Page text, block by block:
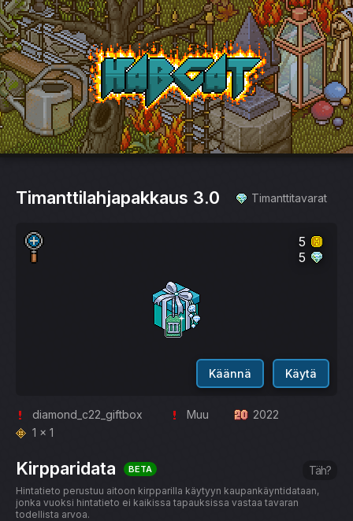
HabCat
Timanttilahjapakkaus 3.0 Timanttitavarat
5
5
Käännä Käytä
diamond_c22_giftbox Muu
2022
1 x 1
Kirpparidata BETA Täh?
Hintatieto perustuu aitoon kirpparilla käytyyn kaupankäyntidataan,
jonka vuoksi hintatieto ei kaikissa tapauksissa vastaa tavaran
todellista arvoa.